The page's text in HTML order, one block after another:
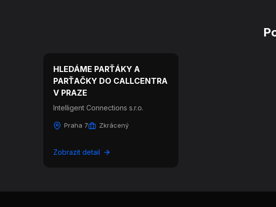
HLEDÁME PARŤÁKY A
PARŤAČKY DO CALLCENTRA
V PRAZE
Intelligent Connections s.r.o.
Praha 7 Zkrácený
Zobrazit detail